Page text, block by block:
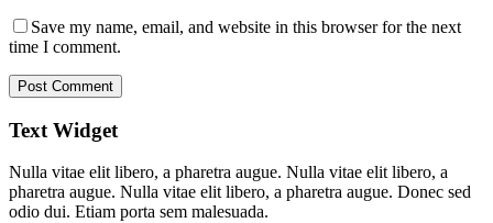
Save my name, email, and website in this browser for the next
time I comment.
Text Widget
Nulla vitae elit libero, a pharetra augue. Nulla vitae elit libero, a
pharetra augue. Nulla vitae elit libero, a pharetra augue. Donec sed
odio dui. Etiam porta sem malesuada.